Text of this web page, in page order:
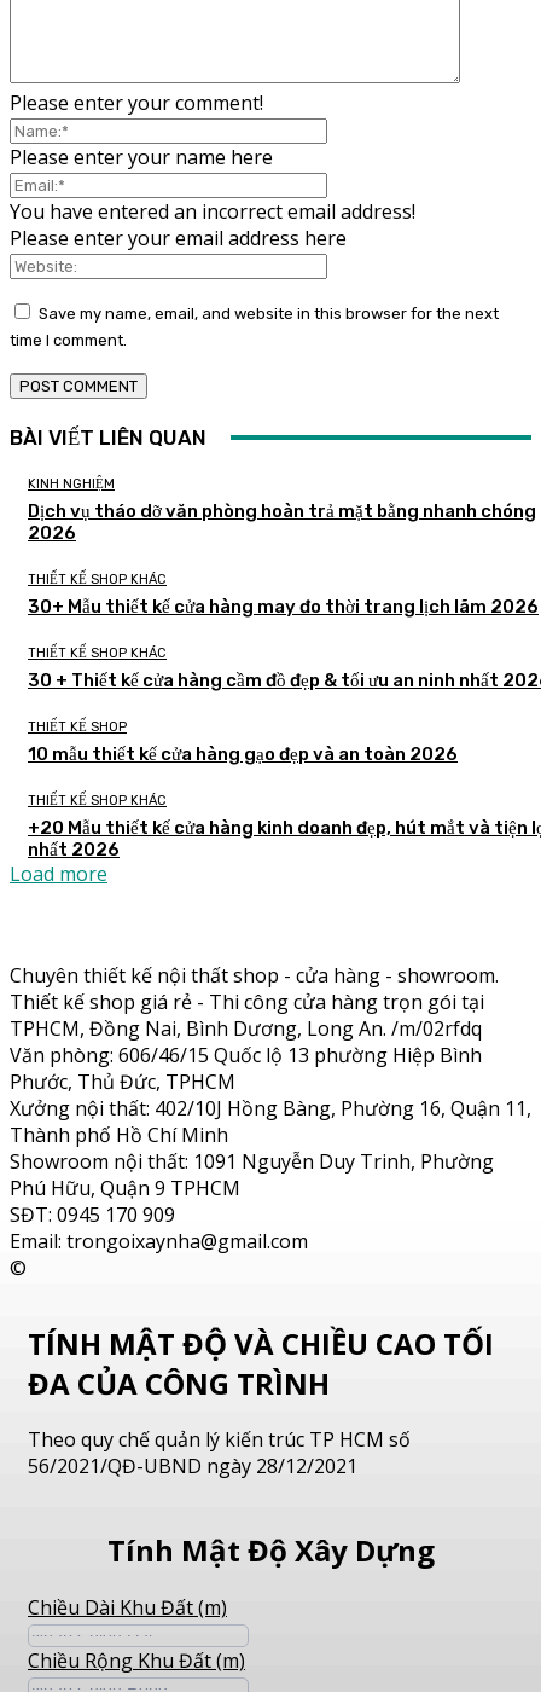
Please enter your comment!
Please enter your name here
You have entered an incorrect email address!
Please enter your email address here
Save my name, email, and website in this browser for the next
time I comment.
BÀI VIẾT LIÊN QUAN
KINH NGHIỆM
Dịch vụ tháo dỡ văn phòng hoàn trả mặt bằng nhanh chóng
2026
THIẾT KẾ SHOP KHÁC
30+ Mẫu thiết kế cửa hàng may đo thời trang lịch lãm 2026
THIẾT KẾ SHOP KHÁC
30 + Thiết kế cửa hàng cầm đồ đẹp & tối ưu an ninh nhất
THIẾT KẾ SHOP
10 mẫu thiết kế cửa hàng gạo đẹp và an toàn 2026
THIẾT KẾ SHOP KHÁC
+20 Mẫu thiết kế cửa hàng kinh doanh đẹp, hút mắt và tiện
nhất 2026
Load more
Chuyên thiết kế nội thất shop - cửa hàng - showroom.
Thiết kế shop giá rẻ - Thi công cửa hàng trọn gói tại
TPHCM, Đồng Nai, Bình Dương, Long An. /m/02rfdq
Văn phòng: 606/46/15 Quốc lộ 13 phường Hiệp Bình
Phước, Thủ Đức, TPHCM
Xưởng nội thất: 402/10J Hồng Bàng, Phường 16, Quận 11,
Thành phố Hồ Chí Minh
Showroom nội thất: 1091 Nguyễn Duy Trinh, Phường
Phú Hữu, Quận 9 TPHCM
SĐT: 0945 170 909
Email: trongoixaynha@gmail.com
©
TÍNH MẬT ĐỘ VÀ CHIỀU CAO TỐI
ĐA CỦA CÔNG TRÌNH
Theo quy chế quản lý kiến trúc TP HCM số
56/2021/QĐ-UBND ngày 28/12/2021
Tính Mật Độ Xây Dựng
Chiều Dài Khu Đất (m)
Chiều Rộng Khu Đất (m)